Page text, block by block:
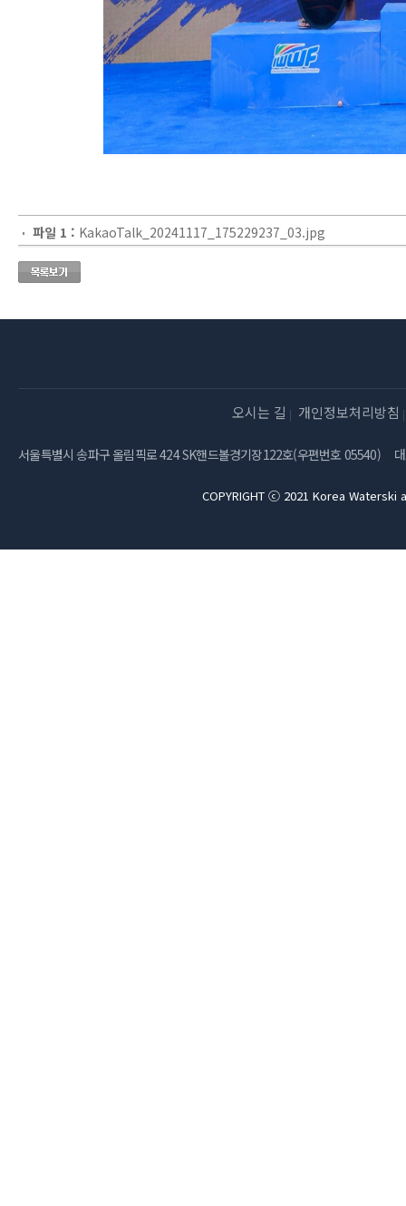
파일 1 : KakaoTalk_20241117_175229237_03.jpg
오시는 길 개인정보처리방침
서울특별시 송파구 올림픽로 424 SK핸드볼경기장122호(우편번호 05540)
COPYRIGHT ⓒ 2021 Korea Waterski